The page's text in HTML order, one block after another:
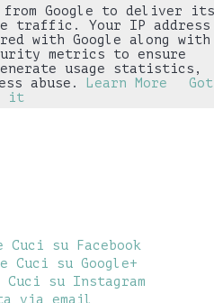
▼
Google to deliver its
traffic. Your IP address
with Google along with
metrics to ensure
usage statistics,
abuse.
Learn More
Got
it